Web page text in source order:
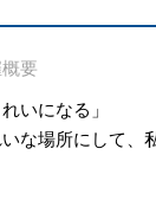
要
いになる」
な場所にして、